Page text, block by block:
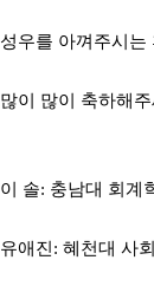
성우를 아껴주시는
많이 많이 축하해
이 솔: 충남대 회계
유애진: 혜천대 사